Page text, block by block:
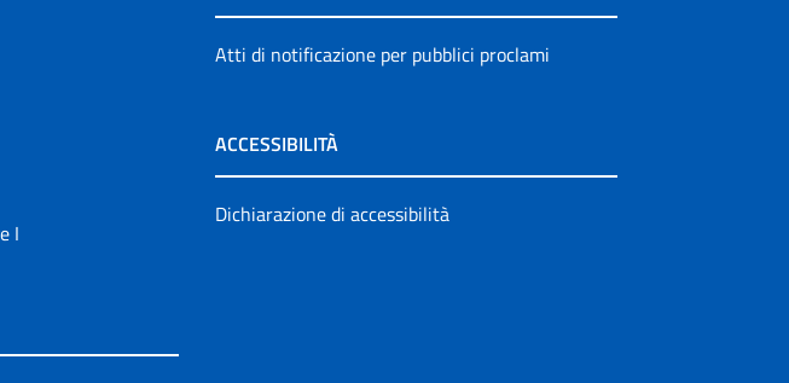
I
Atti di notificazione per pubblici proclami
ACCESSIBILITÀ
Dichiarazione di accessibilità